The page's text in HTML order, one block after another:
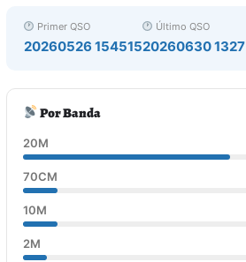
Primer QSO
20260526 154515
Último QSO
20260630 1327
Por Banda
20M
70CM
10M
2M